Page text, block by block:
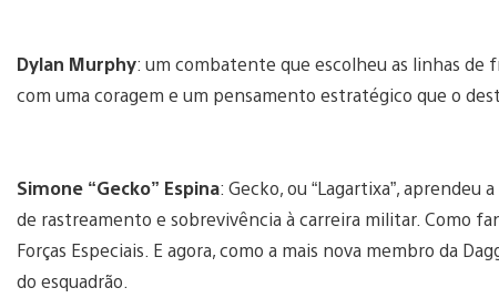
Dylan Murphy: um combatente que escolheu as linhas de
com uma coragem e um pensamento estratégico que o
Simone “Gecko” Espina: Gecko, ou “Lagartixa”,
de rastreamento e sobrevivência à carreira militar. Como
Forças Especiais. E agora, como a mais nova membro da
do esquadrão.